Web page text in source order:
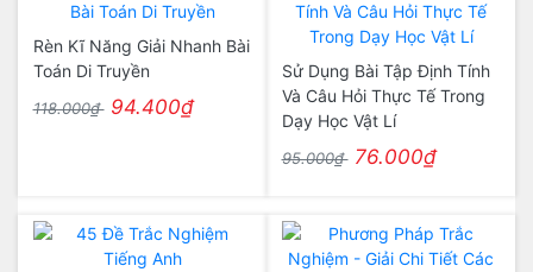
Rèn Kĩ Năng Giải Nhanh Bài
Toán Di Truyền
118.000₫ 94.400₫
Sử Dụng Bài Tập Định Tính
Và Câu Hỏi Thực Tế Trong
Dạy Học Vật Lí
95.000₫ 76.000₫